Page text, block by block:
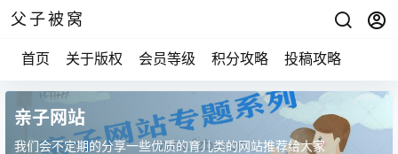
父子被窝
首页 关于版权 会员等级 积分攻略 投稿攻略
亲子网站
我们会不定期的分享一些优质的育儿类的网站推荐给大家